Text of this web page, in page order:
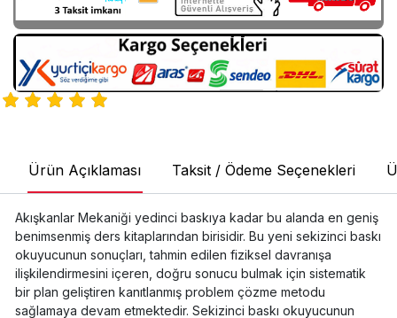
Ürün Açıklaması Taksit / Ödeme Seçenekleri
Akışkanlar Mekaniği yedinci baskıya kadar bu alanda en geniş
benimsenmiş ders kitaplarından birisidir. Bu yeni sekizinci baskı
okuyucunun sonuçları, tahmin edilen fiziksel davranışa
ilişkilendirmesini içeren, doğru sonucu bulmak için sistematik
bir plan geliştiren kanıtlanmış problem çözme metodu
sağlamaya devam etmektedir. Sekizinci baskı okuyucunun